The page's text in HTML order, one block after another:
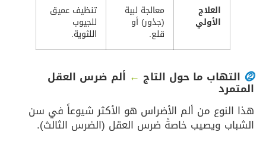
العلاج
الأولي
معالجة لبية
(جذور) أو
قلع.
تنظيف عميق
للجيوب
اللثوية.
⓶ التهاب ما حول التاج ← ألم ضرس العقل
المتمرد
هذا النوع من ألم الأضراس هو الأكثر شيوعاً في سن
الشباب ويصيب خاصةً ضرس العقل (الضرس الثالث).